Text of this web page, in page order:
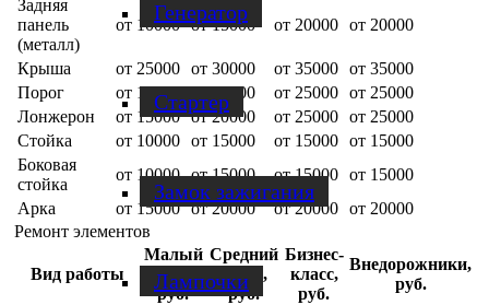
Генератор
Стартер
Замок зажигания
Лампочки
Задняя
панель
(металл)
от 10000 от 15000 от 20000 от 20000
Крыша от 25000 от 30000 от 35000 от 35000
Порог
от 15000 от 20000 от 25000 от 25000
Лонжерон
от 15000 от 20000 от 25000 от 25000
Стойка
от 10000 от 15000 от 15000 от 15000
Боковая
стойка
от 10000 от 15000 от 15000 от 15000
Арка
от 15000 от 20000 от 20000 от 20000
Ремонт элементов
Вид работы
Малый
класс,
руб.
Средний
класс,
руб.
Бизнес-
класс,
руб.
Внедорожники,
руб.